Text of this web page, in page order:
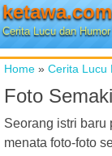
ketawa.com
Cerita Lucu dan
Home » Cerita Lucu
Foto
Seorang istri baru
menata foto-foto